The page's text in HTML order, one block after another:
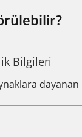
Bilgileri